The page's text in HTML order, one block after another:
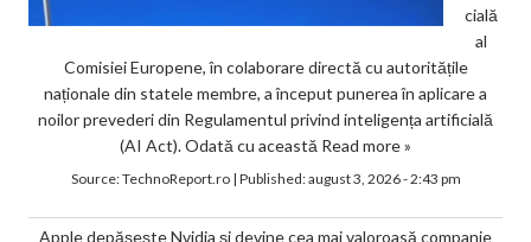
cială
al
Comisiei Europene, în colaborare directă cu autoritățile
naționale din statele membre, a început punerea în aplicare a
noilor prevederi din Regulamentul privind inteligența artificială
(AI Act). Odată cu această Read more »
Source:TechnoReport.ro| Published:august 3, 2026 - 2:43 pm
Apple depășește Nvidia și devine cea mai valoroasă companie